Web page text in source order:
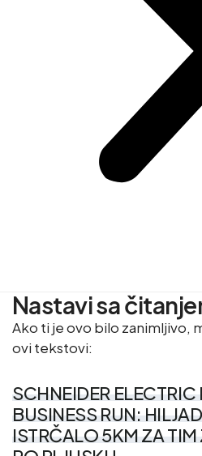
Nastavi sa
Ako ti je ovo bilo zanimljivo,
ovi tekstovi:
SCHNEIDER
BUSINESS RUN:
ISTRČALO 5KM ZA TIM